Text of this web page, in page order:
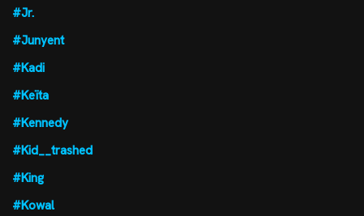
#Jr.
#Junyent
#Kadi
#Keïta
#Kennedy
#Kid__trashed
#King
#Kowal